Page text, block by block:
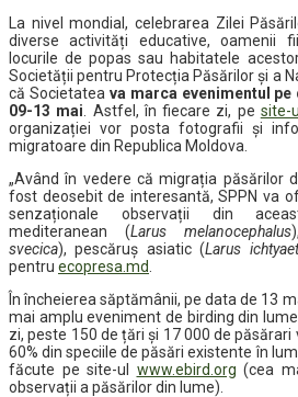
La nivel mondial, celebrarea Zilei
diverse activități educative, oamenii
locurile de popas sau habitatele
Societății pentru Protecția Păsărilor și a
că Societatea va marca evenimentul
09-13 mai . Astfel, în fiecare zi, pe site-ul
organizației vor posta fotografii și
migratoare din Republica Moldova.
„Având în vedere că migrația păsărilor
fost deosebit de interesantă, SPPN va
senzaționale observații din
mediteranean (Larus melanocephalus
svecica), pescăruș asiatic (Larus
pentru ecopresa.md
În încheierea săptămânii, pe data de 13
mai amplu eveniment de birding din
zi, peste 150 de țări și 17 000 de
60% din speciile de păsări existente în
făcute pe site-ul www.ebird.org (cea
observații a păsărilor din lume).